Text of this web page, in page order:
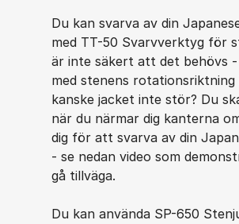
Du kan svarva av din
med TT-50 Svarvverktyg för
är inte säkert att det behövs
med stenens
kanske jacket inte stör? Du
när du närmar dig kanterna
dig för att svarva av din
- se nedan video som
gå tillväga.
Du kan använda SP-650